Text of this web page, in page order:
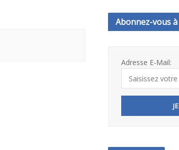
Abonnez-vous
Adresse E-Mail: